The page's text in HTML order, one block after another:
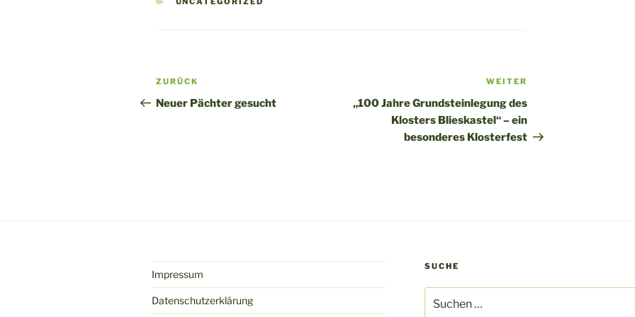
Beitragsnavigation
Vorheriger
Beitrag
ZURÜCK
Neuer Pächter gesucht
Beitrag
WEITER
„100 Jahre Grundsteinlegung des
Klosters Blieskastel“ – ein
besonderes Klosterfest
Impressum
Datenschutzerklärung
SUCHE
nach: